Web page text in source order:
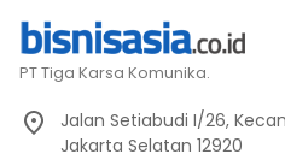
PT Tiga Karsa Komunika.
Jalan Setiabudi I/26,
Jakarta Selatan 12920